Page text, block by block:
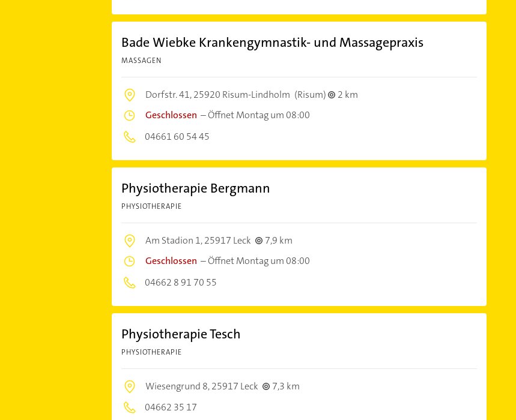
Bade Wiebke Krankengymnastik- und Massagepraxis
MASSAGEN
Dorfstr. 41,25920 Risum-Lindholm (Risum)
2 km
Geschlossen –Öffnet Montag um 08:00
04661 60 54 45
Physiotherapie Bergmann
PHYSIOTHERAPIE
Am Stadion 1,25917 Leck
7,9 km
Geschlossen –Öffnet Montag um 08:00
04662 8 91 70 55
Physiotherapie Tesch
PHYSIOTHERAPIE
Wiesengrund 8,25917 Leck
7,3 km
04662 35 17